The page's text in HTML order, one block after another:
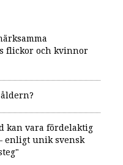
flickor och kvinnor
kan vara fördelaktig
enligt unik svensk